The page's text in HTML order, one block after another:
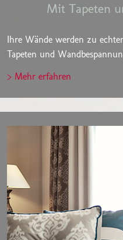
Mit Tapeten
Ihre Wände werden zu
Tapeten und
> Mehr erfahren